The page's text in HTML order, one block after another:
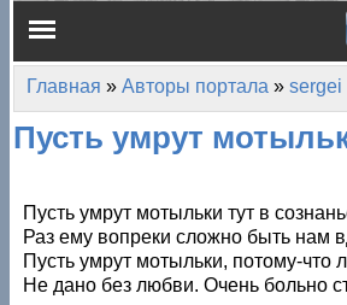
Главное меню
Вы здесь
Главная » Авторы портала » sergei
Пусть умрут
Пусть умрут мотыльки тут в
Раз ему вопреки сложно быть нам
Пусть умрут мотыльки, потому-что
Не дано без любви. Очень больно